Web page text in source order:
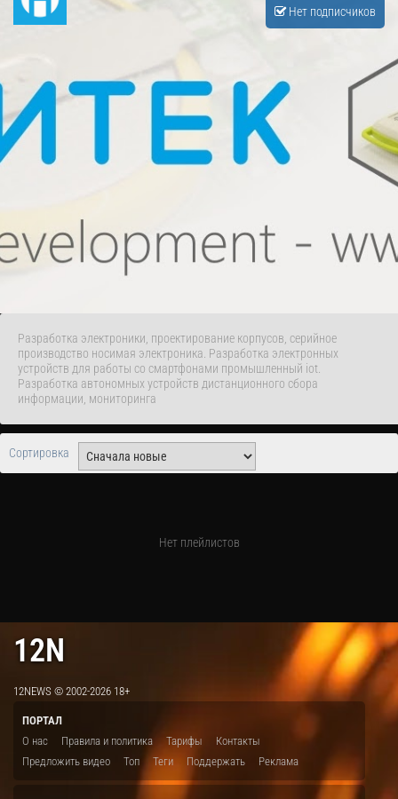
Нет подписчиков
Разработка электроники, проектирование корпусов, серийное
производство носимая электроника. Разработка электронных
устройств для работы со смартфонами промышленный iot.
Разработка автономных устройств дистанционного сбора
информации, мониторинга
Сортировка
Нет плейлистов
12N
12NEWS © 2002-2026 18+
ПОРТАЛ
О нас
Правила и политика Тарифы
Контакты
Предложить видео
Топ Теги Поддержать Реклама